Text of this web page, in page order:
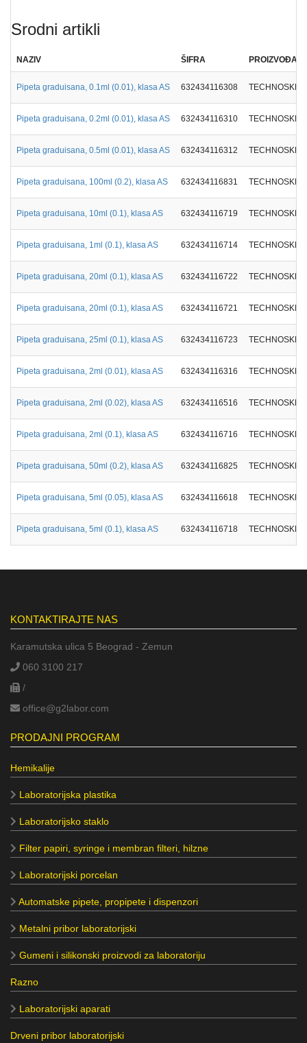
Srodni artikli
NAZIV ŠIFRA PROIZVOĐAČ
Pipeta graduisana, 0.1ml (0.01), klasa AS 632434116308 TECHNOSKLO
Pipeta graduisana, 0.2ml (0.01), klasa AS 632434116310 TECHNOSKLO
Pipeta graduisana, 0.5ml (0.01), klasa AS 632434116312 TECHNOSKLO
Pipeta graduisana, 100ml (0.2), klasa AS 632434116831 TECHNOSKLO
Pipeta graduisana, 10ml (0.1), klasa AS 632434116719 TECHNOSKLO
Pipeta graduisana, 1ml (0.1), klasa AS 632434116714 TECHNOSKLO
Pipeta graduisana, 20ml (0.1), klasa AS 632434116722 TECHNOSKLO
Pipeta graduisana, 20ml (0.1), klasa AS 632434116721 TECHNOSKLO
Pipeta graduisana, 25ml (0.1), klasa AS 632434116723 TECHNOSKLO
Pipeta graduisana, 2ml (0.01), klasa AS 632434116316 TECHNOSKLO
Pipeta graduisana, 2ml (0.02), klasa AS 632434116516 TECHNOSKLO
Pipeta graduisana, 2ml (0.1), klasa AS 632434116716 TECHNOSKLO
Pipeta graduisana, 50ml (0.2), klasa AS 632434116825 TECHNOSKLO
Pipeta graduisana, 5ml (0.05), klasa AS 632434116618 TECHNOSKLO
Pipeta graduisana, 5ml (0.1), klasa AS 632434116718 TECHNOSKLO
KONTAKTIRAJTE NAS
Karamutska ulica 5 Beograd - Zemun
060 3100 217
/
office@g2labor.com
PRODAJNI PROGRAM
Hemikalije
Laboratorijska plastika
Laboratorijsko staklo
Filter papiri, syringe i membran filteri, hilzne
Laboratorijski porcelan
Automatske pipete, propipete i dispenzori
Metalni pribor laboratorijski
Gumeni i silikonski proizvodi za laboratoriju
Razno
Laboratorijski aparati
Drveni pribor laboratorijski